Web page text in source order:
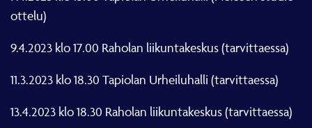
ottelu)
9.4.2023 klo 17.00 Raholan liikuntakeskus (tarvittaessa)
11.3.2023 klo 18.30 Tapiolan Urheiluhalli (tarvittaessa)
13.4.2023 klo 18.30 Raholan liikuntakeskus (tarvittaessa)